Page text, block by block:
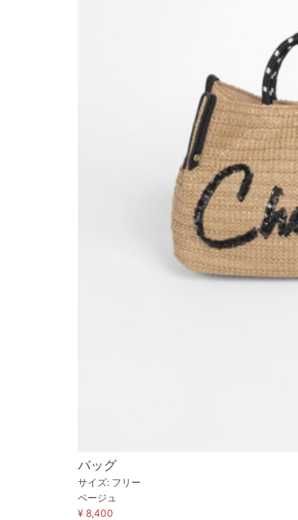
バッグ
サイズ: フリー
ベージュ
¥ 8,400